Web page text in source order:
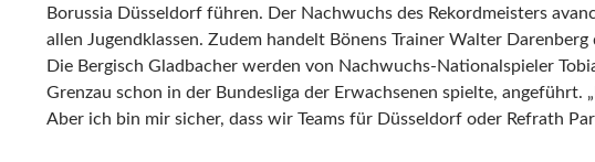
Borussia Düsseldorf führen. Der Nachwuchs des Rekordmeisters
allen Jugendklassen. Zudem handelt Bönens Trainer Walter
Die Bergisch Gladbacher werden von Nachwuchs-Nationalspieler
Grenzau schon in der Bundesliga der Erwachsenen spielte, angeführt.
Aber ich bin mir sicher, dass wir Teams für Düsseldorf oder Refrath